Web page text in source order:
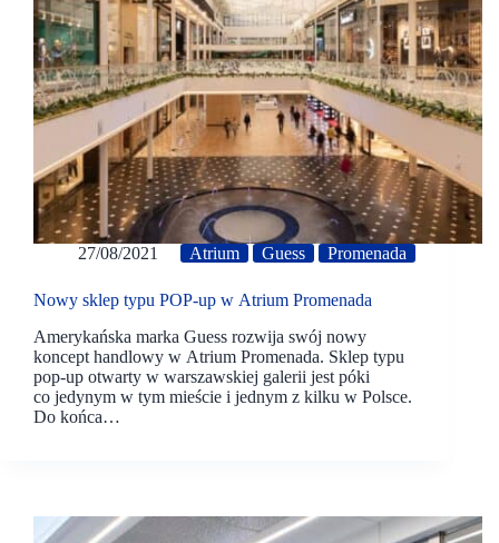
27/08/2021 Atrium Guess Promenada
Nowy sklep typu POP-up w Atrium Promenada
Amerykańska marka Guess rozwija swój nowy
koncept handlowy w Atrium Promenada. Sklep typu
pop-up otwarty w warszawskiej galerii jest póki
co jedynym w tym mieście i jednym z kilku w Polsce.
Do końca…